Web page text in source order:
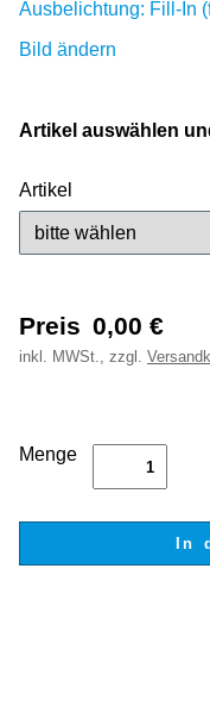
Ausbelichtung: Fill-In
Bild ändern
Artikel auswählen
Artikel
Preis 0,00 €
inkl. MWSt., zzgl.
Menge